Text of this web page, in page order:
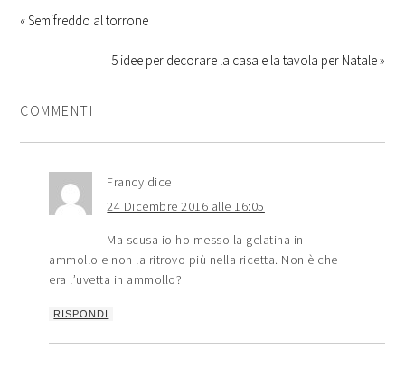
« Semifreddo al torrone
5 idee per decorare la casa e la tavola per Natale »
COMMENTI
Francy dice
24 Dicembre 2016 alle 16:05
Ma scusa io ho messo la gelatina in
ammollo e non la ritrovo più nella ricetta. Non è che
era l’uvetta in ammollo?
RISPONDI